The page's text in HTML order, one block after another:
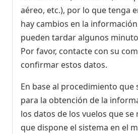
aéreo, etc.), por lo que tenga
hay cambios en la
pueden tardar algunos
Por favor, contacte con su
confirmar estos datos.
En base al procedimiento que
para la obtención de la
los datos de los vuelos que
que dispone el sistema en el